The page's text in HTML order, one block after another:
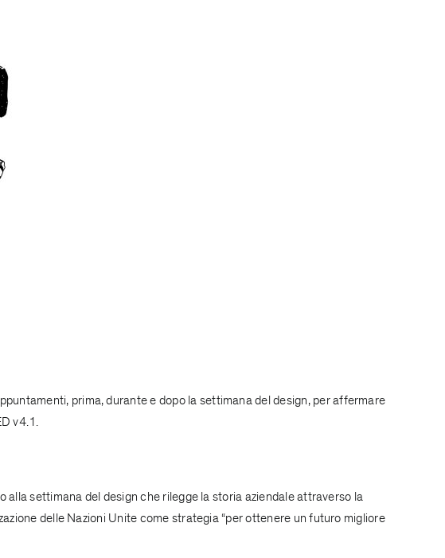
prima, durante e dopo la settimana del design, per affermare
v4.1.
settimana del design che rilegge la storia aziendale attraverso la
delle Nazioni Unite come strategia “per ottenere un futuro migliore